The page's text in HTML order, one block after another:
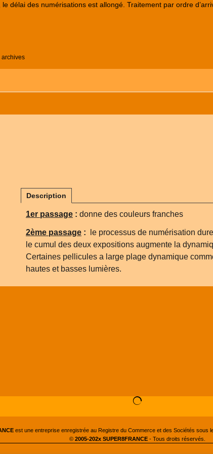
le délai des numérisations est allongé. Traitement par ordre
archives
Description
1er passage : donne des couleurs franches
2ème passage :
le processus de numérisation
le cumul des deux expositions augmente la
Certaines pellicules a large plage dynamique
hautes et basses lumières.
est une entreprise enregistrée au Registre du Commerce et des Sociétés sous
© 2005-202x SUPER8FRANCE- Tous droits réservés.